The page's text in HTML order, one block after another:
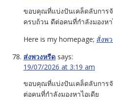
ขอบคุณที่แบ่งปันเคล็ดลับการ
ครบถ้วน ดีต่อคนที่กำลังมองหา
Here is my homepage; สั่งพ
ส่งพวงหรีด says:
19/07/2026 at 3:19 am
ขอบคุณที่แบ่งปันเคล็ดลับการ
ต่อคนที่กำลังมองหาไอเดีย